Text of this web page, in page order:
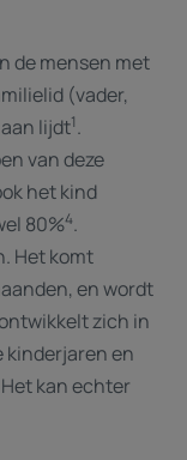
de mensen met
(vader,
lijdt1.
van deze
het kind
80%4.
Het komt
en wordt
zich in
kinderjaren en
kan echter